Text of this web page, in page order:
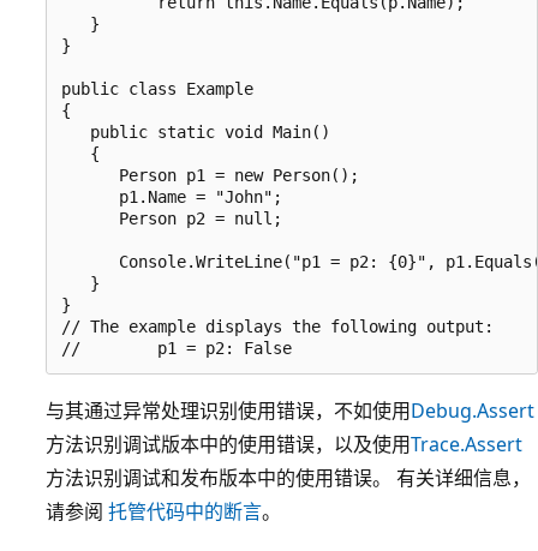
   }
}
public class Example
{
   public static void Main()
   {
      Person p1 = new Person();
      p1.Name = "John";
      Person p2 = null;
Console.WriteLine("p1 = p2: {0}",
   }
}
// The example displays the following output:
与其通过异常处理识别使用错误，不如使用Debug.Assert
方法识别调试版本中的使用错误，以及使用Trace.Assert
方法识别调试和发布版本中的使用错误。 有关详细信息，
请参阅 托管代码中的断言。